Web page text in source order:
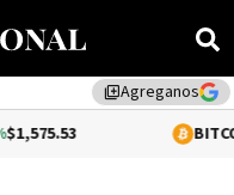
library_addAgreganos
-0.2%